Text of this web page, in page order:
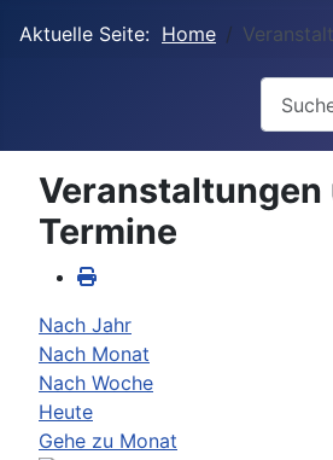
Aktuelle Seite: Home
Veranstaltungen
Termine
Nach Jahr
Nach Monat
Nach Woche
Heute
Gehe zu Monat